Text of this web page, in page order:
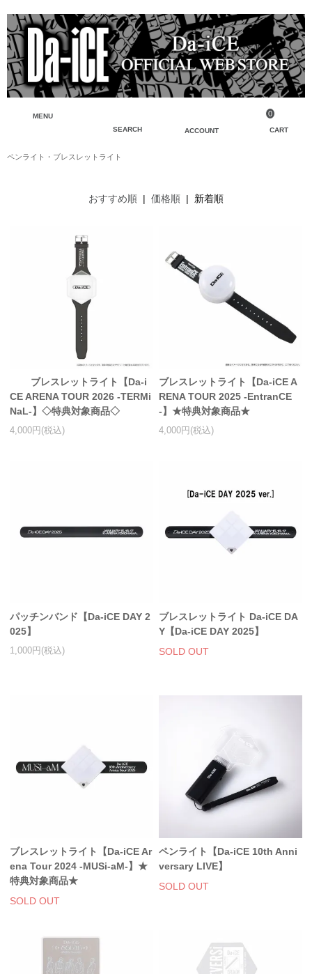
MENU
SEARCH
ACCOUNT CART
0
ペンライト・ブレスレットライト
パーカー・スウェット・ブルゾン
バッグ・ポーチ
キーホルダー・チャーム
アクリルスタンド・アクセサリー・帽子
缶バッジ・ステッカー
生活雑貨・菓子・ゲーム
工藤大輝グッズ
花村想太｜Natural Lag(ナチュラルラグ)グッズ
和田颯｜Wagic Hour Worksグッズ
EC限定グッズ
マイアカウント
ペンライト・ブレスレットライト
おすすめ順 | 価格順 | 新着順
ブレスレットライト【Da-i
CE ARENA TOUR 2026 -TERMi
NaL-】◇特典対象商品◇
4,000円(税込)
ブレスレットライト【Da-iCE A
RENA TOUR 2025 -EntranCE
-】★特典対象商品★
4,000円(税込)
パッチンバンド【Da-iCE DAY 2
025】
1,000円(税込)
ブレスレットライト Da-iCE DA
Y【Da-iCE DAY 2025】
SOLD OUT
ブレスレットライト【Da-iCE Ar
ena Tour 2024 -MUSi-aM-】★
特典対象商品★
SOLD OUT
ペンライト【Da-iCE 10th Anni
versary LIVE】
SOLD OUT